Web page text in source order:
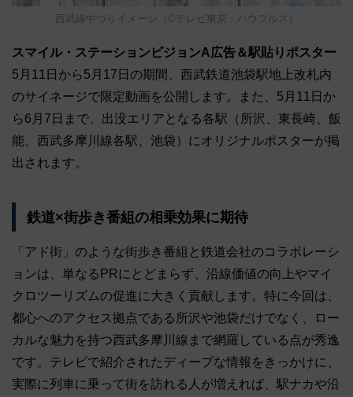
西武線中づりイメージ（©テレビ東京・ハウフルス）
スマイル・ステーションビジョンA広告＆駅貼りポスター
5月11日から5月17日の期間、西武鉄道池袋駅地上改札内
のサイネージで限定動画を公開します。また、5月11日か
ら6月7日まで、出没エリアとなる各駅（所沢、東長崎、飯
能、西武多摩川線各駅、池袋）にオリジナルポスターが掲
出されます。
鉄道×街歩き番組の相乗効果に期待
「アド街」のような街歩き番組と鉄道会社のコラボレーシ
ョンは、単なるPRにとどまらず、沿線価値の向上やマイ
クロツーリズムの促進に大きく貢献します。特に今回は、
都心へのアクセス拠点である所沢や池袋だけでなく、ロー
カルな魅力を持つ西武多摩川線まで網羅している点が秀逸
です。テレビで紹介されたディープな情報をきっかけに、
実際に列車に乗って街を訪れる人が増えれば、駅ナカや沿